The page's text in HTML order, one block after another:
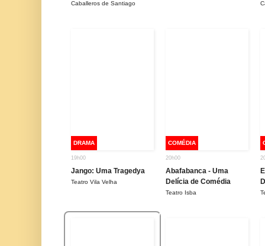
Caballeros de Santiago
DRAMA
19h00
Jango: Uma Tragedya
Teatro Vila Velha
COMÉDIA
20h00
Abafabanca - Uma
Delícia de Comédia
Teatro Isba